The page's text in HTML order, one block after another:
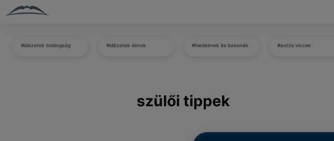
#idézetek boldogság #idézetek álmok #hiedelmek és babonák #autós viccek
szülői tippek